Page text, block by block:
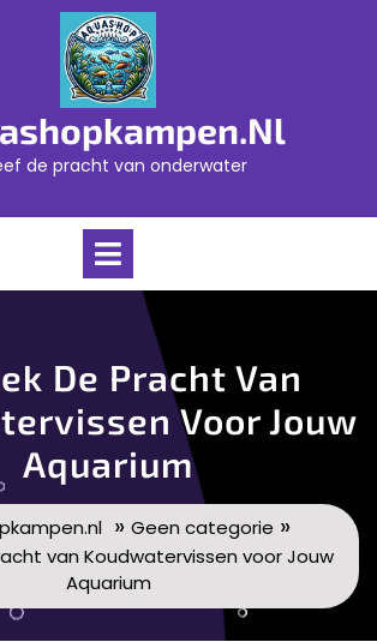
de pracht van onderwater
Open
De Pracht Van
Voor Jouw
Aquarium
» Geen categorie »
van Koudwatervissen voor Jouw
Aquarium